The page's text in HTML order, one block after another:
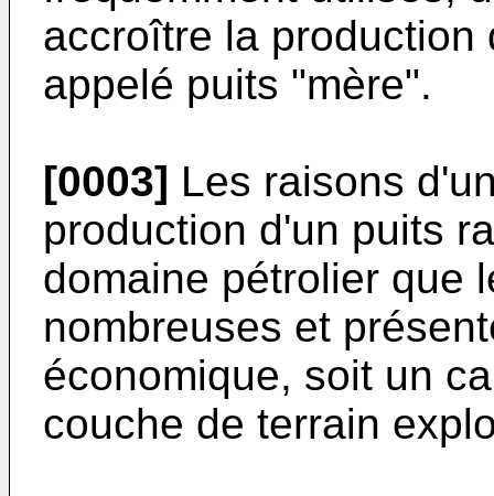
accroître la production
appelé puits "mère".
[0003] Les raisons
production d'un puits
domaine pétrolier que
nombreuses et
économique, soit un
couche de terrain